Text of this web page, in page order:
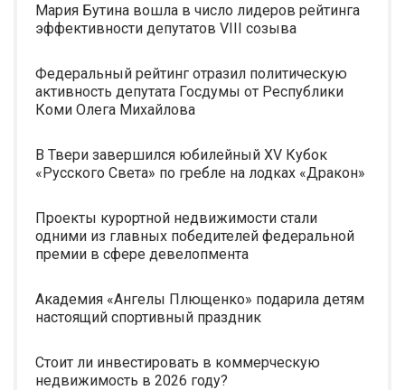
Мария Бутина вошла в число лидеров рейтинга
эффективности депутатов VIII созыва
Федеральный рейтинг отразил политическую
активность депутата Госдумы от Республики
Коми Олега Михайлова
В Твери завершился юбилейный XV Кубок
«Русского Света» по гребле на лодках «Дракон»
Проекты курортной недвижимости стали
одними из главных победителей федеральной
премии в сфере девелопмента
Академия «Ангелы Плющенко» подарила детям
настоящий спортивный праздник
Стоит ли инвестировать в коммерческую
недвижимость в 2026 году?